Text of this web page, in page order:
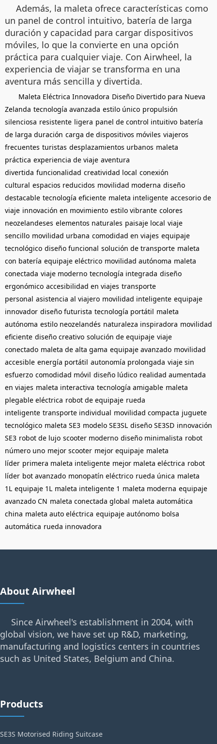
Además, la maleta ofrece características como
un panel de control intuitivo, batería de larga
duración y capacidad para cargar dispositivos
móviles, lo que la convierte en una opción
práctica para cualquier viaje. Con Airwheel, la
experiencia de viajar se transforma en una
aventura más sencilla y divertida.
Maleta Eléctrica Innovadora Diseño Divertido para Nueva
Zelanda tecnología avanzada estilo único propulsión
silenciosa resistente ligera panel de control intuitivo batería
de larga duración carga de dispositivos móviles viajeros
frecuentes turistas desplazamientos urbanos maleta
práctica experiencia de viaje aventura
divertida funcionalidad creatividad local conexión
cultural espacios reducidos movilidad moderna diseño
destacable tecnología eficiente maleta inteligente accesorio de
viaje innovación en movimiento estilo vibrante colores
neozelandeses elementos naturales paisaje local viaje
sencillo movilidad urbana comodidad en viajes equipaje
tecnológico diseño funcional solución de transporte maleta
con batería equipaje eléctrico movilidad autónoma maleta
conectada viaje moderno tecnología integrada diseño
ergonómico accesibilidad en viajes transporte
personal asistencia al viajero movilidad inteligente equipaje
innovador diseño futurista tecnología portátil maleta
autónoma estilo neozelandés naturaleza inspiradora movilidad
eficiente diseño creativo solución de equipaje viaje
conectado maleta de alta gama equipaje avanzado movilidad
accesible energía portátil autonomía prolongada viaje sin
esfuerzo comodidad móvil diseño lúdico realidad aumentada
en viajes maleta interactiva tecnología amigable maleta
plegable eléctrica robot de equipaje rueda
inteligente transporte individual movilidad compacta juguete
tecnológico maleta SE3 modelo SE3SL diseño SE3SD innovación
SE3 robot de lujo scooter moderno diseño minimalista robot
número uno mejor scooter mejor equipaje maleta
líder primera maleta inteligente mejor maleta eléctrica robot
líder bot avanzado monopatín eléctrico rueda única maleta
1L equipaje 1L maleta inteligente 1 maleta moderna equipaje
avanzado CN maleta conectada global maleta automática
china maleta auto eléctrica equipaje autónomo bolsa
automática rueda innovadora
About Airwheel
Since Airwheel's establishment in 2004, with
global vision, we have set up R&D, marketing,
manufacturing and logistics centers in countries
such as United States, Belgium and China.
Products
SE3S Motorised Riding Suitcase